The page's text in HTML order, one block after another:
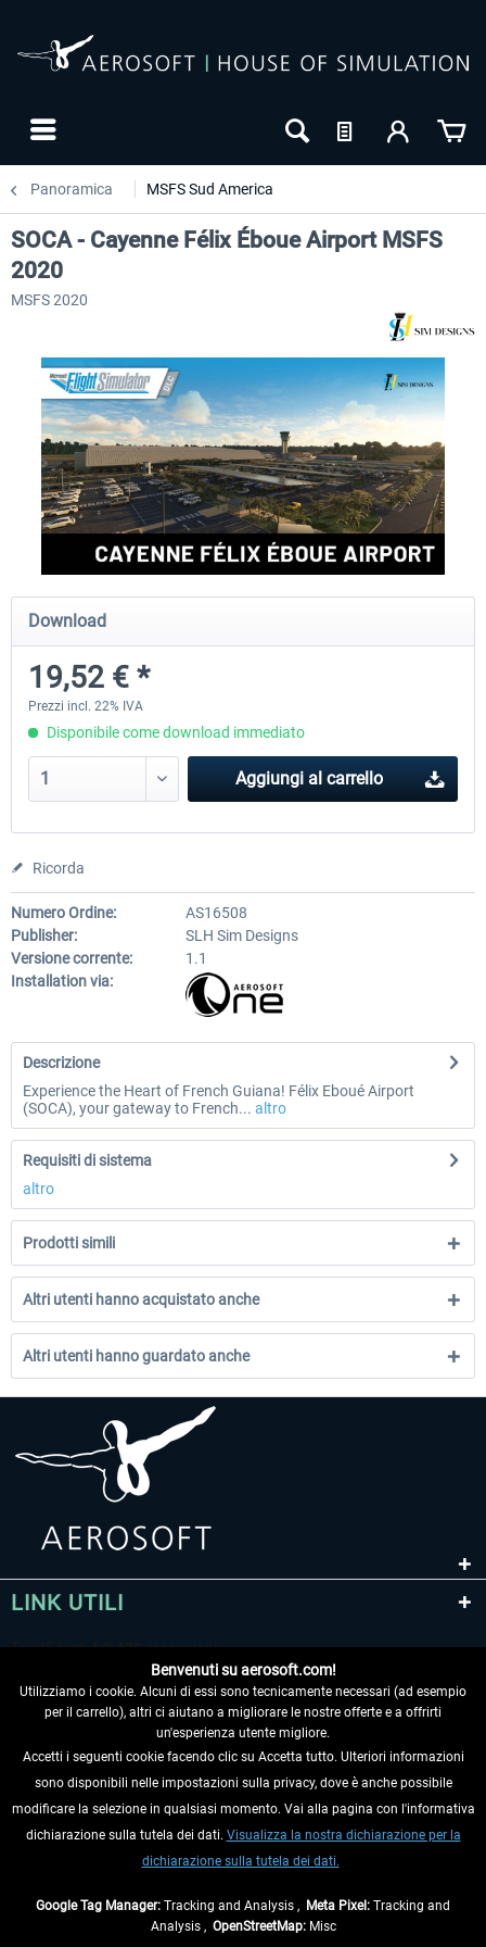
Panoramica MSFS Sud America
FSDG - Cusco MSFS
Sierrasim Simulation - SKMD
Herrera...
SOCA - Cayenne Félix Éboue Airport MSFS
2020
MSFS 2020
Download
19,52 € *
Prezzi incl. 22% IVA
Disponibile come download immediato
Aggiungi al carrello
Ricorda
Numero Ordine:
AS16508
Publisher:
SLH Sim Designs
Versione corrente:
1.1
Installation via:
Descrizione
Experience the Heart of French Guiana! Félix Eboué Airport
(SOCA), your gateway to French... altro
Requisiti di sistema
altro
Prodotti simili
Altri utenti hanno acquistato anche
Altri utenti hanno guardato anche
LINK UTILI
RECEDERE DAL CONTRATTO
INFORMAZIONI
Benvenuti su aerosoft.com!
Utilizziamo i cookie. Alcuni di essi sono tecnicamente necessari (ad esempio
per il carrello), altri ci aiutano a migliorare le nostre offerte e a offrirti
un'esperienza utente migliore.
Accetti i seguenti cookie facendo clic su Accetta tutto. Ulteriori informazioni
sono disponibili nelle impostazioni sulla privacy, dove è anche possibile
modificare la selezione in qualsiasi momento. Vai alla pagina con l'informativa
dichiarazione sulla tutela dei dati. Visualizza la nostra dichiarazione per la
dichiarazione sulla tutela dei dati.
Google Tag Manager: Tracking and Analysis , Meta Pixel: Tracking and
Analysis , OpenStreetMap:Misc